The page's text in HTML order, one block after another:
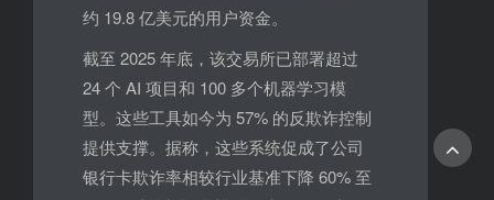
约 19.8 亿美元的用户资金。
截至 2025 年底，该交易所已部署超过
24 个 AI 项目和 100 多个机器学习模
型。这些工具如今为 57% 的反欺诈控制
提供支撑。据称，这些系统促成了公司
银行卡欺诈率相较行业基准下降 60% 至